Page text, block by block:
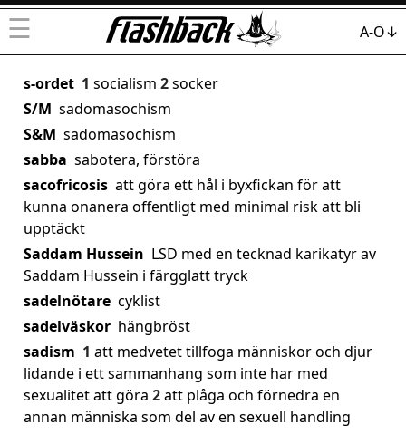
☰ A-Ö↓
s-ordet 1 socialism 2socker
S/M sadomasochism
S&M sadomasochism
sabba sabotera, förstöra
sacofricosis att göra ett hål i byxfickan för att
kunna onanera offentligt med minimal risk att bli
upptäckt
Saddam Hussein LSD med en tecknad karikatyr av
Saddam Hussein i färgglatt tryck
sadelnötare cyklist
sadelväskor hängbröst
sadism 1 att medvetet tillfoga människor och djur
lidande i ett sammanhang som inte har med
sexualitet att göra 2att plåga och förnedra en
annan människa som del av en sexuell handling